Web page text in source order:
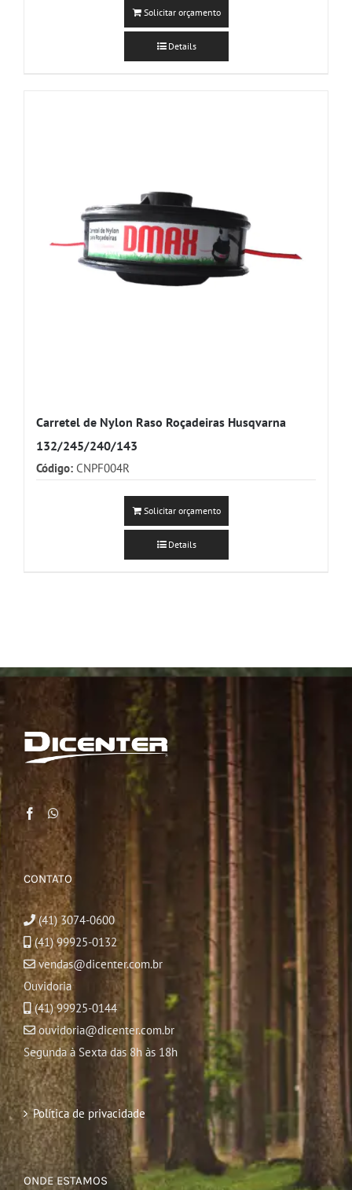
Solicitar orçamento
Details
Carretel de Nylon Raso Roçadeiras Husqvarna
132/245/240/143
Código: CNPF004R
Solicitar orçamento
Details
CONTATO
(41) 3074-0600
(41) 99925-0132
vendas@dicenter.com.br
Ouvidoria
(41) 99925-0144
ouvidoria@dicenter.com.br
Segunda à Sexta das 8h às 18h
Política de privacidade
ONDE ESTAMOS